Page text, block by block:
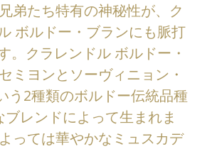
弟たち特有の神秘性が、ク
ボルドー・ブランにも脈打
。クラレンドル ボルドー・
ミヨンとソーヴィニョン・
う2種類のボルドー伝統品種
ブレンドによって生まれま
っては華やかなミュスカデ